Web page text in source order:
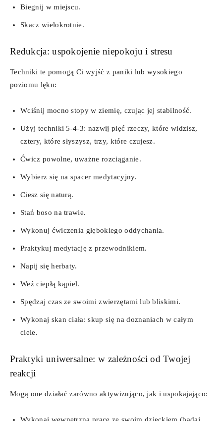
Biegnij w miejscu.
Skacz wielokrotnie.
Redukcja: uspokojenie niepokoju i stresu
Techniki te pomogą Ci wyjść z paniki lub wysokiego
poziomu lęku:
Wciśnij mocno stopy w ziemię, czując jej stabilność.
Użyj techniki 5-4-3: nazwij pięć rzeczy, które widzisz,
cztery, które słyszysz, trzy, które czujesz.
Ćwicz powolne, uważne rozciąganie.
Wybierz się na spacer medytacyjny.
Ciesz się naturą.
Stań boso na trawie.
Wykonuj ćwiczenia głębokiego oddychania.
Praktykuj medytację z przewodnikiem.
Napij się herbaty.
Weź ciepłą kąpiel.
Spędzaj czas ze swoimi zwierzętami lub bliskimi.
Wykonaj skan ciała: skup się na doznaniach w całym
ciele.
Praktyki uniwersalne: w zależności od Twojej
reakcji
Mogą one działać zarówno aktywizująco, jak i uspokajająco:
Wykonaj wewnętrzną pracę ze swoim dzieckiem (badaj